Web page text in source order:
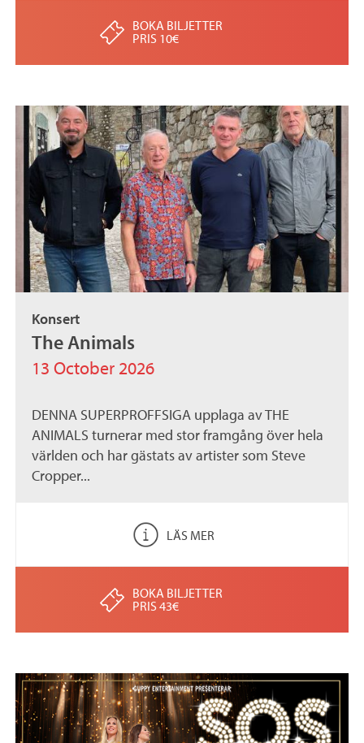
BOKA BILJETTER
PRIS 10€
Konsert
The Animals
13 October 2026
DENNA SUPERPROFFSIGA upplaga av THE
ANIMALS turnerar med stor framgång över hela
världen och har gästats av artister som Steve
Cropper...
LÄS MER
BOKA BILJETTER
PRIS 43€